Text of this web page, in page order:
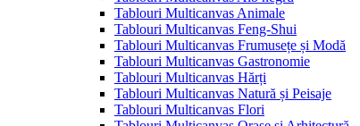
Tablouri Multicanvas Animale
Tablouri Multicanvas Feng-Shui
Tablouri Multicanvas Frumusețe și Modă
Tablouri Multicanvas Gastronomie
Tablouri Multicanvas Hărți
Tablouri Multicanvas Natură și Peisaje
Tablouri Multicanvas Flori